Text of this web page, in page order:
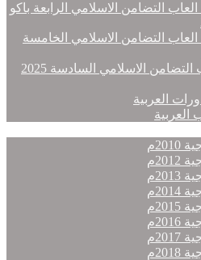
التضامن الاسلامي الرابعة باكو
العاب التضامن الاسلامي الخامسة
التضامن الاسلامي السادسة 2025
العربية
العربية